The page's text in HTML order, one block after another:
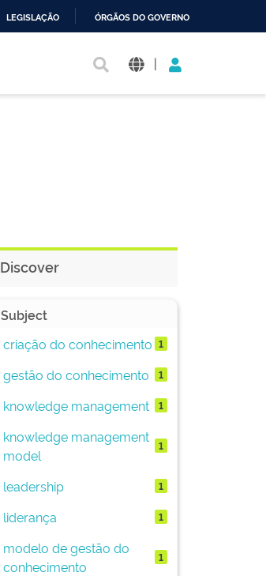
LEGISLAÇÃO ÓRGÃOS DO GOVERNO
|
Discover
Subject
criação do conhecimento 1
gestão do conhecimento 1
knowledge management 1
knowledge management
model
1
leadership 1
liderança 1
modelo de gestão do
conhecimento
1